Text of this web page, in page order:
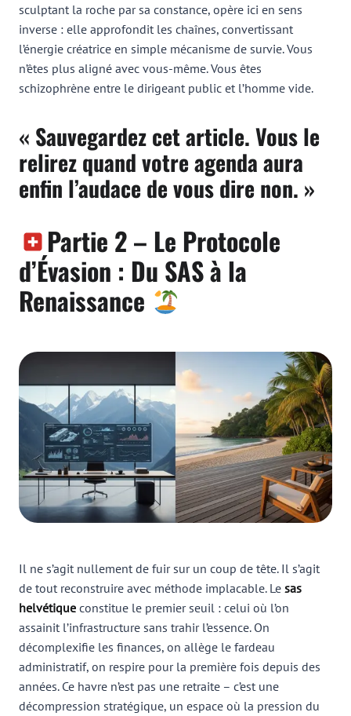
sculptant la roche par sa constance, opère ici en sens
inverse : elle approfondit les chaînes, convertissant
l’énergie créatrice en simple mécanisme de survie. Vous
n’êtes plus aligné avec vous-même. Vous êtes
schizophrène entre le dirigeant public et l’homme vide.
« Sauvegardez cet article. Vous le
relirez quand votre agenda aura
enfin l’audace de vous dire non. »
Partie 2 – Le Protocole
d’Évasion : Du SAS à la
Renaissance
Il ne s’agit nullement de fuir sur un coup de tête. Il s’agit
de tout reconstruire avec méthode implacable. Le sas
helvétique constitue le premier seuil : celui où l’on
assainit l’infrastructure sans trahir l’essence. On
décomplexifie les finances, on allège le fardeau
administratif, on respire pour la première fois depuis des
années. Ce havre n’est pas une retraite – c’est une
décompression stratégique, un espace où la pression du